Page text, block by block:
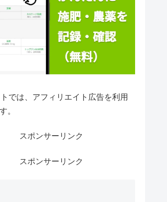
では、アフィリエイト広告を利用
。
スポンサーリンク
スポンサーリンク